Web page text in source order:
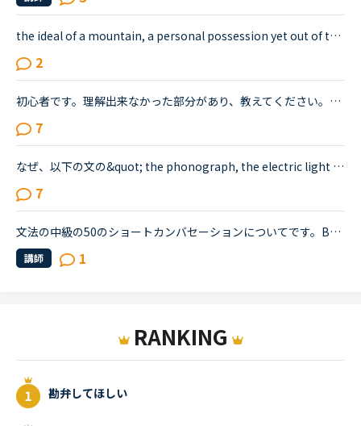
the ideal of a mountain, a personal possession yet out of this world, unattainable… brooding over a country and a people which would shape the rest of my life.&quot; の意味を教えて下さい。デイリー...
2
初心者です。理解出来なかった部分があり、教えてください。James is asking Charlotte about Gabriella's birthday party. James When was Gabriella's birthday?Charlotte It was last weekend.James How was t...
7
なぜ、以下の文の&quot; the phonograph, the electric light bulb, alkaline storage batteries and the motion picture camera&quot;の中の&quot;alkaline storage batteries&quot;だけが、theのつかない複数で...
7
文法の中級の50のショートカンバセーションについてです。Benjamin's son called him at his law firm while he was busy having a meeting. Benjamin &quot;What did my son say?&quot; Secretary &quot;He sai...
講師 1
RANKING
勘弁してほしい